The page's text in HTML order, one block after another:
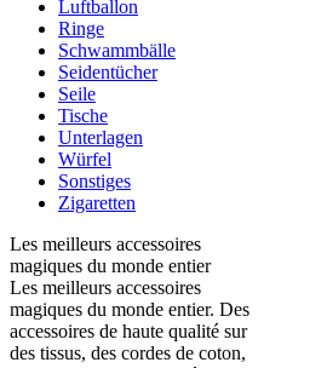
Luftballon
Ringe
Schwammbälle
Seidentücher
Seile
Tische
Unterlagen
Würfel
Sonstiges
Zigaretten
Les meilleurs accessoires
magiques du monde entier
Les meilleurs accessoires
magiques du monde entier. Des
accessoires de haute qualité sur
des tissus, des cordes de coton,